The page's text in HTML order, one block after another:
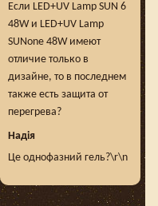
Если LED+UV Lamp SUN 6
48W и LED+UV Lamp
SUNone 48W имеют
отличие только в
дизайне, то в последнем
также есть защита от
перегрева?
Надія
Це однофазний гель?\r\n